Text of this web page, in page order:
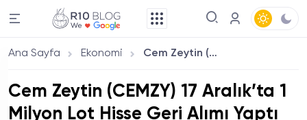
Ana Sayfa Ekonomi Cem Zeytin (CEMZY) 17 Aralık’ta 1 Milyon Lot Hisse Geri Alımı Yaptı
Cem Zeytin (CEMZY) 17 Aralık’ta 1
Milyon Lot Hisse Geri Alımı Yaptı